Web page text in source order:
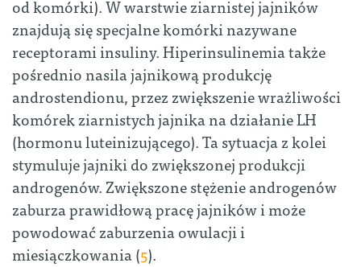
od komórki). W warstwie ziarnistej jajników
znajdują się specjalne komórki nazywane
receptorami insuliny. Hiperinsulinemia także
pośrednio nasila jajnikową produkcję
androstendionu, przez zwiększenie wrażliwości
komórek ziarnistych jajnika na działanie LH
(hormonu luteinizującego). Ta sytuacja z kolei
stymuluje jajniki do zwiększonej produkcji
androgenów. Zwiększone stężenie androgenów
zaburza prawidłową pracę jajników i może
powodować zaburzenia owulacji i
miesiączkowania (5).